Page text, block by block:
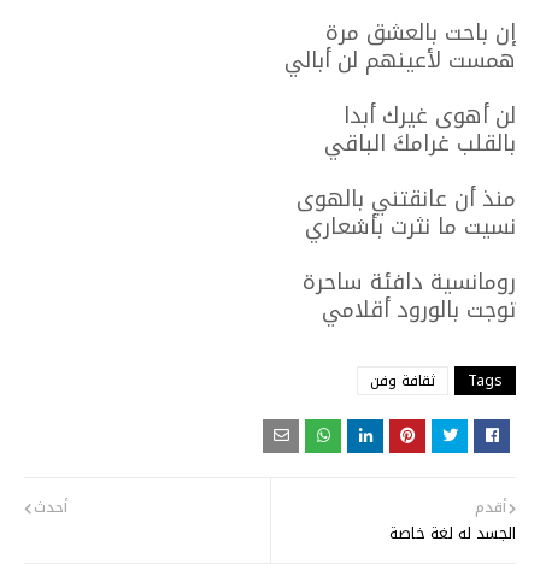
إن باحت بالعشق مرة
همست لأعينهم لن أبالي
لن أهوى غيرك أبدا
بالقلب غرامكَ الباقي
منذ أن عانقتني بالهوى
نسيت ما نثرت بأشعاري
رومانسية دافئة ساحرة
توجت بالورود أقلامي
Tags ثقافة وفن
أحدث أقدم
الجسد له لغة خاصة